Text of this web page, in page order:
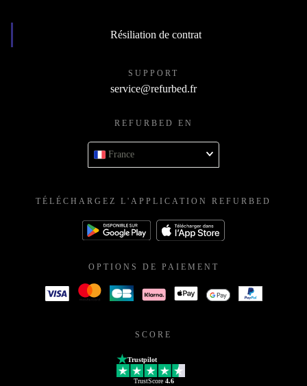
Résiliation de contrat
SUPPORT
service@refurbed.fr
REFURBED EN
France
TÉLÉCHARGEZ L'APPLICATION REFURBED
OPTIONS DE PAIEMENT
SCORE
Trustpilot
TrustScore 4.6